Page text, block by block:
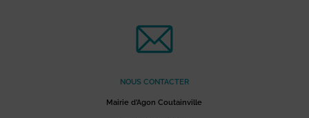
NOUS CONTACTER
Mairie d’Agon Coutainville